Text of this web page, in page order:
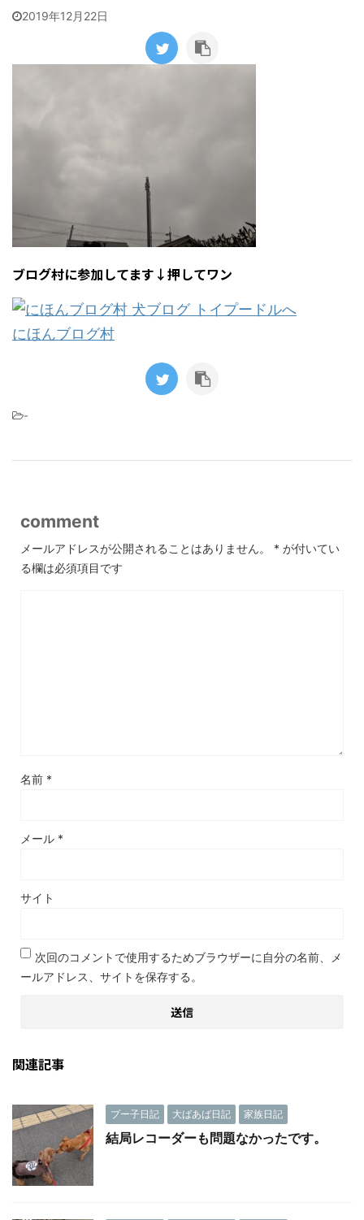
2019年12月22日
ブログ村に参加してます↓押してワン
にほんブログ村
-
comment
メールアドレスが公開されることはありません。 * が付いてい
る欄は必須項目です
名前 *
メール *
サイト
次回のコメントで使用するためブラウザーに自分の名前、メ
ールアドレス、サイトを保存する。
関連記事
プー子日記 大ばあば日記 家族日記
結局レコーダーも問題なかったです。